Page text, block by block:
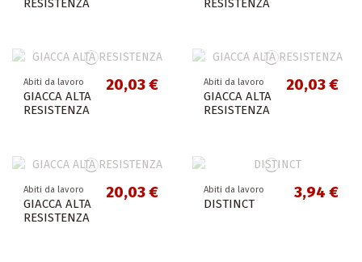
RESISTENZA
RESISTENZA
Abiti da lavoro
GIACCA ALTA
RESISTENZA
20,03 € Abiti da lavoro
GIACCA ALTA
RESISTENZA
20,03 €
Abiti da lavoro
GIACCA ALTA
RESISTENZA
20,03 € Abiti da lavoro
DISTINCT
3,94 €